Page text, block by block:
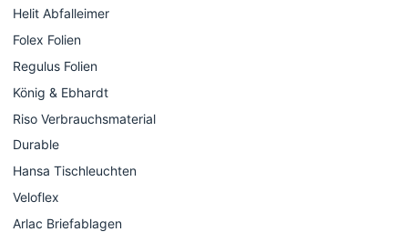
Helit Abfalleimer
Folex Folien
Regulus Folien
König & Ebhardt
Riso Verbrauchsmaterial
Durable
Hansa Tischleuchten
Veloflex
Arlac Briefablagen